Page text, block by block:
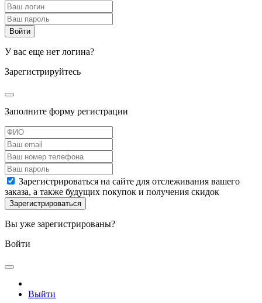
У вас еще нет логина?
Зарегистрируйтесь
Заполните форму регистрации
Зарегистрироваться на сайте для отслеживания вашего
заказа, а также будущих покупок и получения скидок
Вы уже зарегистрированы?
Войти
Выйти